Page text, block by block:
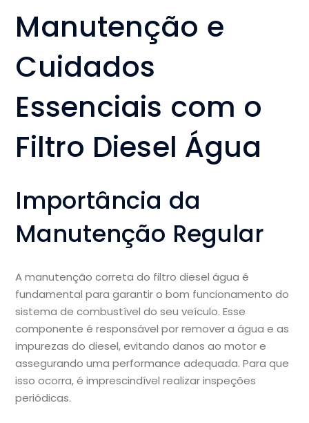
Manutenção e
Cuidados
Essenciais com o
Filtro Diesel Água
Importância da
Manutenção Regular
A manutenção correta do filtro diesel água é
fundamental para garantir o bom funcionamento do
sistema de combustível do seu veículo. Esse
componente é responsável por remover a água e as
impurezas do diesel, evitando danos ao motor e
assegurando uma performance adequada. Para que
isso ocorra, é imprescindível realizar inspeções
periódicas.